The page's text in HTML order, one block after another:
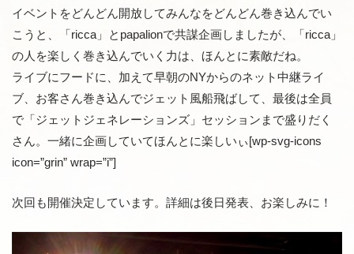
イベントをどんどん開放してみんなをどんどん巻き込んでい
こうと、「ricca」とpapalionで共謀企画しましたが、「ricca」
の人を楽しく巻き込んでいく力は、ほんとに素敵だね。
ライブにフードに、加えて早朝のNYからのネット中継ライ
ブ、お客さん巻き込んでジェット風船飛ばして、最後は全員
で「ジェットジェネレーションズ」セッションまで盛りだく
さん。一緒に企画していてほんとに楽しいぃ[wp-svg-icons
icon=”grin” wrap=”i”]
次回も開催決定しています。詳細は後日発表、お楽しみに！